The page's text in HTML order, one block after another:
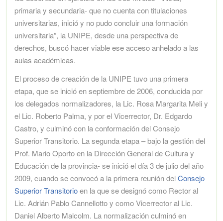
primaria y secundaria- que no cuenta con titulaciones
universitarias, inició y no pudo concluir una formación
universitaria”, la UNIPE, desde una perspectiva de
derechos, buscó hacer viable ese acceso anhelado a las
aulas académicas.
El proceso de creación de la UNIPE tuvo una primera
etapa, que se inició en septiembre de 2006, conducida por
los delegados normalizadores, la Lic. Rosa Margarita Meli y
el Lic. Roberto Palma, y por el Vicerrector, Dr. Edgardo
Castro, y culminó con la conformación del Consejo
Superior Transitorio. La segunda etapa – bajo la gestión del
Prof. Mario Oporto en la Dirección General de Cultura y
Educación de la provincia- se inició el día 3 de julio del año
2009, cuando se convocó a la primera reunión delConsejo
Superior Transitorioen la que se designó como Rector al
Lic. Adrián Pablo Cannellotto y como Vicerrector al Lic.
Daniel Alberto Malcolm. La normalización culminó en